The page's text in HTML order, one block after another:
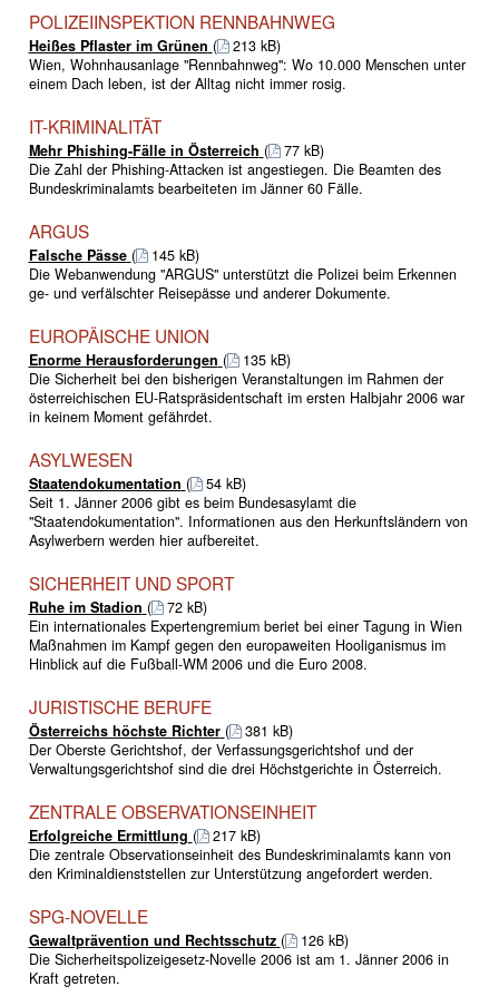
POLIZEIINSPEKTION RENNBAHNWEG
Heißes Pflaster im Grünen (
213 kB)
Wien, Wohnhausanlage "Rennbahnweg": Wo 10.000 Menschen unter
einem Dach leben, ist der Alltag nicht immer rosig.
IT-KRIMINALITÄT
Mehr Phishing-Fälle in Österreich (
77 kB)
Die Zahl der Phishing-Attacken ist angestiegen. Die Beamten des
Bundeskriminalamts bearbeiteten im Jänner 60 Fälle.
ARGUS
Falsche Pässe (
145 kB)
Die Webanwendung "ARGUS" unterstützt die Polizei beim Erkennen
ge- und verfälschter Reisepässe und anderer Dokumente.
EUROPÄISCHE UNION
Enorme Herausforderungen (
135 kB)
Die Sicherheit bei den bisherigen Veranstaltungen im Rahmen der
österreichischen EU-Ratspräsidentschaft im ersten Halbjahr 2006 war
in keinem Moment gefährdet.
ASYLWESEN
Staatendokumentation (
54 kB)
Seit 1. Jänner 2006 gibt es beim Bundesasylamt die
"Staatendokumentation". Informationen aus den Herkunftsländern von
Asylwerbern werden hier aufbereitet.
SICHERHEIT UND SPORT
Ruhe im Stadion (
72 kB)
Ein internationales Expertengremium beriet bei einer Tagung in Wien
Maßnahmen im Kampf gegen den europaweiten Hooliganismus im
Hinblick auf die Fußball-WM 2006 und die Euro 2008.
JURISTISCHE BERUFE
Österreichs höchste Richter (
381 kB)
Der Oberste Gerichtshof, der Verfassungsgerichtshof und der
Verwaltungsgerichtshof sind die drei Höchstgerichte in Österreich.
ZENTRALE OBSERVATIONSEINHEIT
Erfolgreiche Ermittlung (
217 kB)
Die zentrale Observationseinheit des Bundeskriminalamts kann von
den Kriminaldienststellen zur Unterstützung angefordert werden.
SPG-NOVELLE
Gewaltprävention und Rechtsschutz (
126 kB)
Die Sicherheitspolizeigesetz-Novelle 2006 ist am 1. Jänner 2006 in
Kraft getreten.